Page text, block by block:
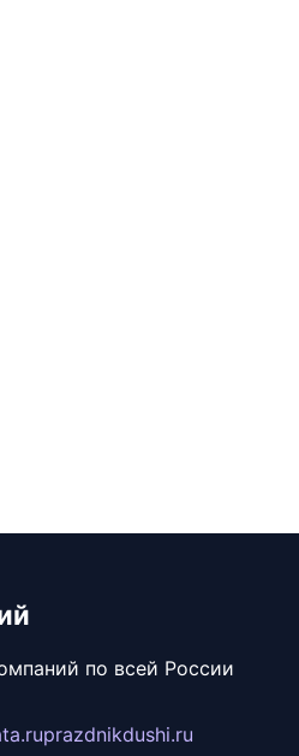
по всей России
prazdnikdushi.ru